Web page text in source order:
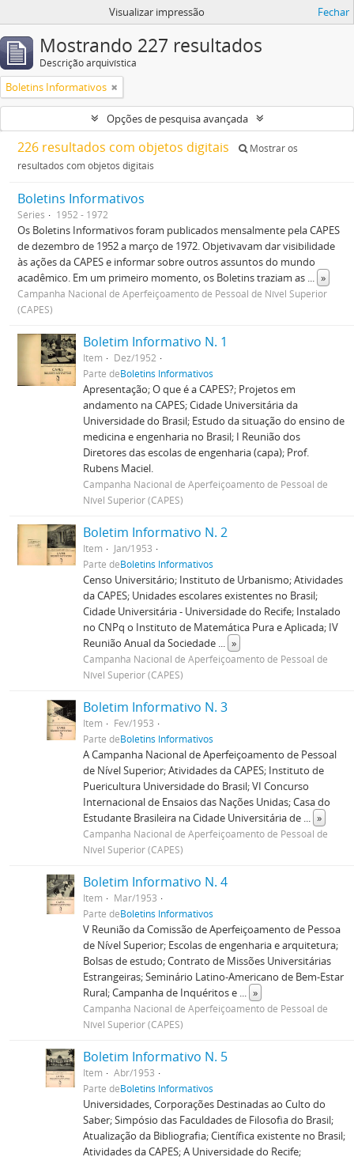
Visualizar impressão Fechar
Mostrando 227 resultados
Descrição arquivística
Boletins Informativos
Opções de pesquisa avançada
226 resultados com objetos digitais
Mostrar os
resultados com objetos digitais
Boletins Informativos
Séries 1952 - 1972
Os Boletins Informativos foram publicados mensalmente pela CAPES
de dezembro de 1952 a março de 1972. Objetivavam dar visibilidade
às ações da CAPES e informar sobre outros assuntos do mundo
acadêmico. Em um primeiro momento, os Boletins traziam as ... »
Campanha Nacional de Aperfeiçoamento de Pessoal de Nível Superior
(CAPES)
Boletim Informativo N. 1
Item
Dez/1952
Parte deBoletins Informativos
Apresentação; O que é a CAPES?; Projetos em
andamento na CAPES; Cidade Universitária da
Universidade do Brasil; Estudo da situação do ensino de
medicina e engenharia no Brasil; I Reunião dos
Diretores das escolas de engenharia (capa); Prof.
Rubens Maciel.
Campanha Nacional de Aperfeiçoamento de Pessoal de
Nível Superior (CAPES)
Boletim Informativo N. 2
Item
Jan/1953
Parte deBoletins Informativos
Censo Universitário; Instituto de Urbanismo; Atividades
da CAPES; Unidades escolares existentes no Brasil;
Cidade Universitária - Universidade do Recife; Instalado
no CNPq o Instituto de Matemática Pura e Aplicada; IV
Reunião Anual da Sociedade ... »
Campanha Nacional de Aperfeiçoamento de Pessoal de
Nível Superior (CAPES)
Boletim Informativo N. 3
Item
Fev/1953
Parte deBoletins Informativos
A Campanha Nacional de Aperfeiçoamento de Pessoal
de Nível Superior; Atividades da CAPES; Instituto de
Puericultura Universidade do Brasil; VI Concurso
Internacional de Ensaios das Nações Unidas; Casa do
Estudante Brasileira na Cidade Universitária de ... »
Campanha Nacional de Aperfeiçoamento de Pessoal de
Nível Superior (CAPES)
Boletim Informativo N. 4
Item
Mar/1953
Parte deBoletins Informativos
V Reunião da Comissão de Aperfeiçoamento de Pessoa
de Nível Superior; Escolas de engenharia e arquitetura;
Bolsas de estudo; Contrato de Missões Universitárias
Estrangeiras; Seminário Latino-Americano de Bem-Estar
Rural; Campanha de Inquéritos e ... »
Campanha Nacional de Aperfeiçoamento de Pessoal de
Nível Superior (CAPES)
Boletim Informativo N. 5
Item
Abr/1953
Parte deBoletins Informativos
Universidades, Corporações Destinadas ao Culto do
Saber; Simpósio das Faculdades de Filosofia do Brasil;
Atualização da Bibliografia; Científica existente no Brasil;
Atividades da CAPES; A Universidade do Recife;